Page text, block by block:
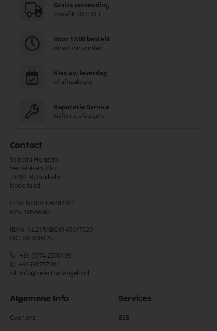
Gratis verzending
vanaf € 100 (NL)
Voor 17:00 besteld
direct verzonden
Kies uw leverdag
of afhaalpunt
Reparatie Service
Nilfisk stofzuigers
Contact
Selectra Hengelo
Verzetslaan 13-7
7548 EM, Boekelo
Nederland
BTW: NL001406482B41
KVK: 60566981
IBAN: NL21RABO0145617629
BIC: RABONL2U
+31 (0)74-2500199
+31630757204
info@selectrahengelo.nl
Algemene Info
Over ons
Services
B2B